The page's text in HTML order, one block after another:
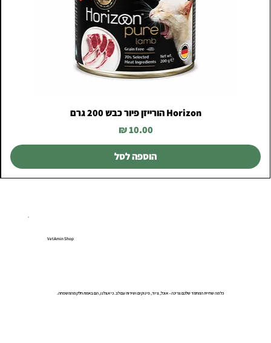
Horizon הורייזן פיור כבש 200 גרם
מחיר
הוספה לסל
VetAmin Shop
כל מה שחיית המחמד שלכם צריכה – אוכל, ציוד, פינוקים ושירות עם לב. כי אצלנו, הם באמת חלק מהמשפחה.